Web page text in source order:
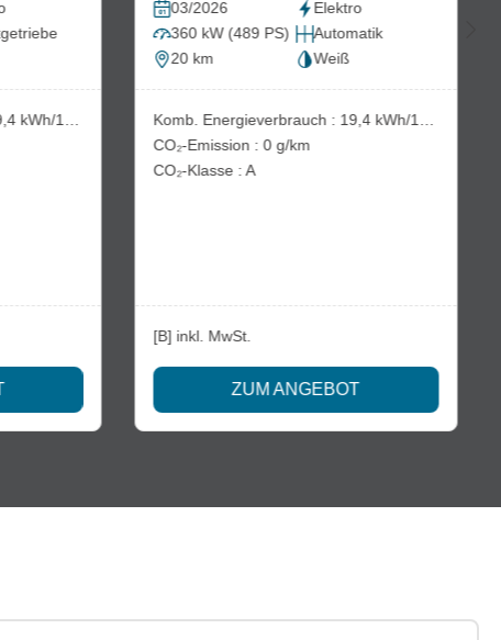
: 19,4 kWh/100km
03/2026
Elektro
360 kW (489 PS)
Automatik
20 km
Weiß
Komb. Energieverbrauch : 19,4 kWh/100km
CO₂-Emission : 0 g/km
CO₂-Klasse : A
[B] inkl. MwSt.
ZUM ANGEBOT